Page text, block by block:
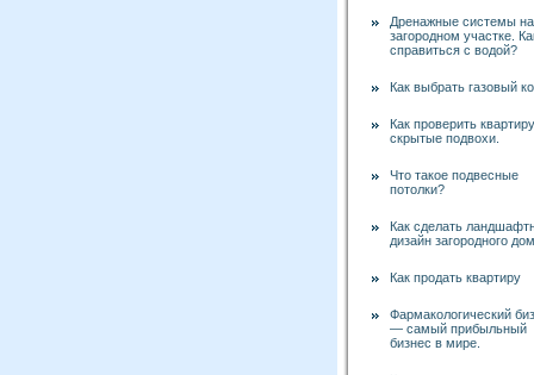
Дренажные системы на
загородном участке.
справиться с водой?
Как выбрать газовый
Как проверить
скрытые подвохи.
Что такое подвесные
потолки?
Как сделать
дизайн загородного
Как продать квартиру
Фармакологический
— самый прибыльный
бизнес в мире.